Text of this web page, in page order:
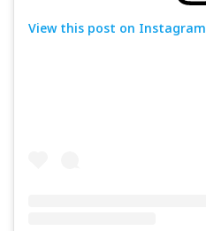
View this post on Instagram